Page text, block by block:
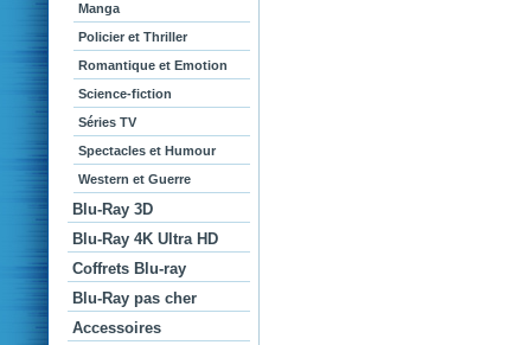
Manga
Policier et Thriller
Romantique et Emotion
Science-fiction
Séries TV
Spectacles et Humour
Western et Guerre
Blu-Ray 3D
Blu-Ray 4K Ultra HD
Coffrets Blu-ray
Blu-Ray pas cher
Accessoires